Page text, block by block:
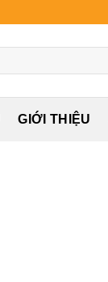
GIỚI THIỆU